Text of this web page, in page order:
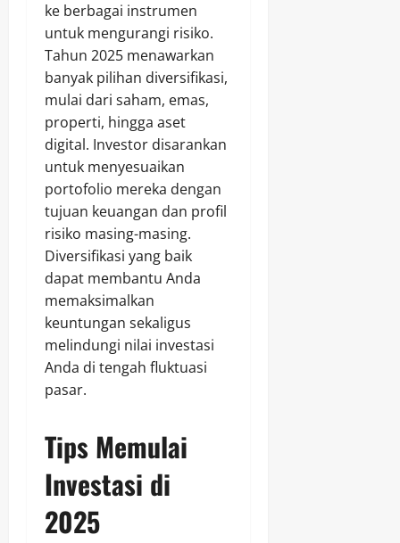
ke berbagai instrumen
untuk mengurangi risiko.
Tahun 2025 menawarkan
banyak pilihan diversifikasi,
mulai dari saham, emas,
properti, hingga aset
digital. Investor disarankan
untuk menyesuaikan
portofolio mereka dengan
tujuan keuangan dan profil
risiko masing-masing.
Diversifikasi yang baik
dapat membantu Anda
memaksimalkan
keuntungan sekaligus
melindungi nilai investasi
Anda di tengah fluktuasi
pasar.
Tips Memulai
Investasi di
2025